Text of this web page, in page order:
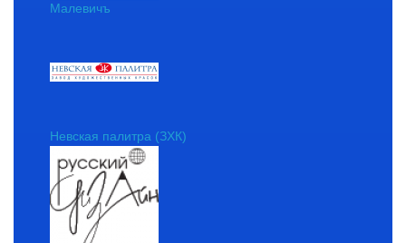
Малевичъ
Невская палитра (ЗХК)